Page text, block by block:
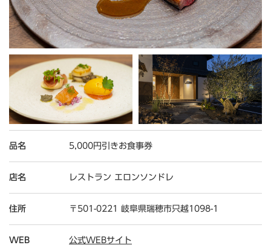
品名 5,000円引きお食事券
店名 レストラン エロンソンドレ
住所 〒501-0221 岐阜県瑞穂市只越1098-1
WEB 公式WEBサイト